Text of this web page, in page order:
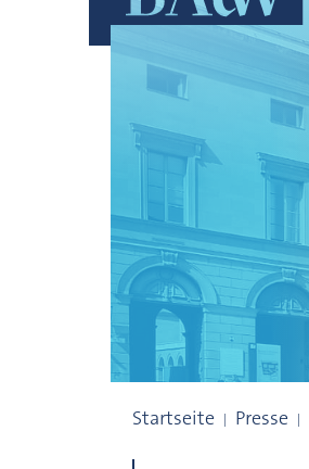
Startseite Presse